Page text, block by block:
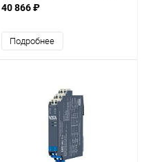
2хDI (NAMUR, СК (сухой
40 866 ₽
Подробнее